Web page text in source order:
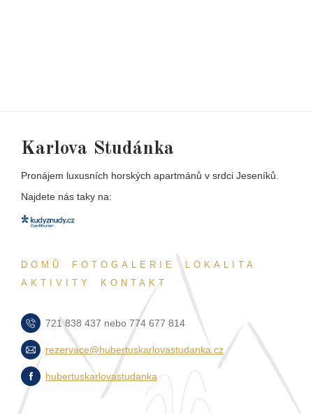
Karlova Studánka
Pronájem luxusních horských apartmánů v srdci Jeseníků.
Najdete nás taky na:
DOMŮ FOTOGALERIE
LOKALITA
AKTIVITY
KONTAKT
721 838 437 nebo 774 677 814
rezervace@hubertuskarlovastudanka.cz
hubertuskarlovastudanka